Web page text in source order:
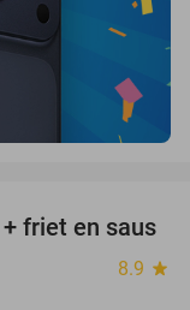
37%
friet en saus
8.9 star